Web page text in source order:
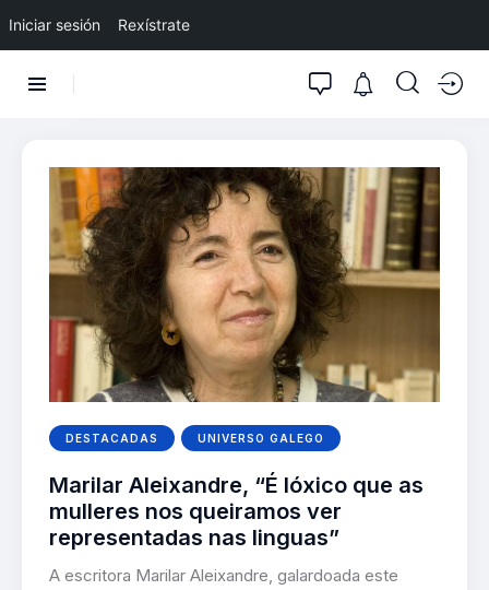
Iniciar sesión Rexístrate
DESTACADAS UNIVERSO GALEGO
Marilar Aleixandre, “É lóxico que as
mulleres nos queiramos ver
representadas nas linguas”
A escritora Marilar Aleixandre, galardoada este